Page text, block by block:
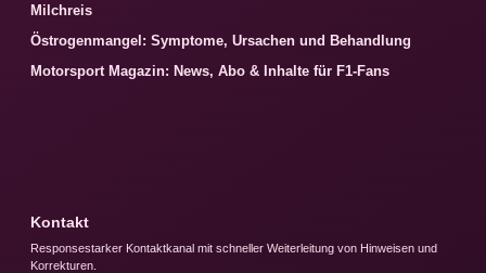
Milchreis
Östrogenmangel: Symptome, Ursachen und Behandlung
Motorsport Magazin: News, Abo & Inhalte für F1-Fans
Kontakt
Responsestarker Kontaktkanal mit schneller Weiterleitung von Hinweisen und
Korrekturen.